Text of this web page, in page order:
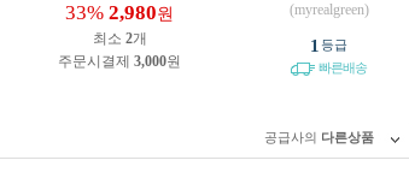
33% 2,980원
최소 2개
주문시결제 3,000원
(myrealgreen)
1 등급
빠른배송
공급사의 다른상품